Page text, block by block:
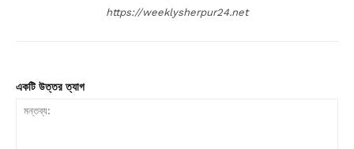
https://weeklysherpur24.net
একটি উত্তর ত্যাগ